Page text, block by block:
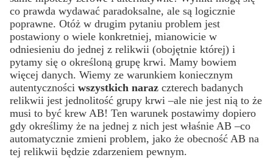
co prawda wydawać paradoksalne, ale są logicznie
poprawne. Otóż w drugim pytaniu problem jest
postawiony o wiele konkretniej, mianowicie w
odniesieniu do jednej z relikwii (obojętnie której) i
pytamy się o określoną grupę krwi. Mamy bowiem
więcej danych. Wiemy ze warunkiem koniecznym
autentycznościwszystkich naraz czterech badanych
relikwii jest jednolitość grupy krwi –ale nie jest nią to że
musi to być krew AB! Ten warunek postawimy dopiero
gdy określimy że na jednej z nich jest właśnie AB –co
automatycznie zmieni problem, jako że obecność AB na
tej relikwii będzie zdarzeniem pewnym.